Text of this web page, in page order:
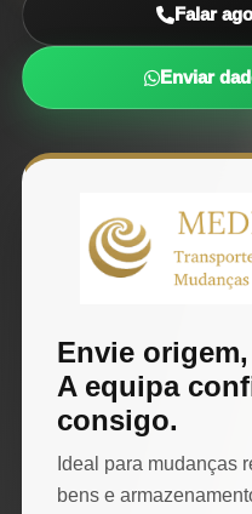
Falar
Enviar
Envie
A equipa
consigo.
Ideal para mudanças
bens e